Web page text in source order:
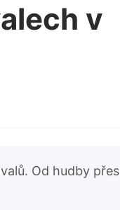
v
Od hudby přes